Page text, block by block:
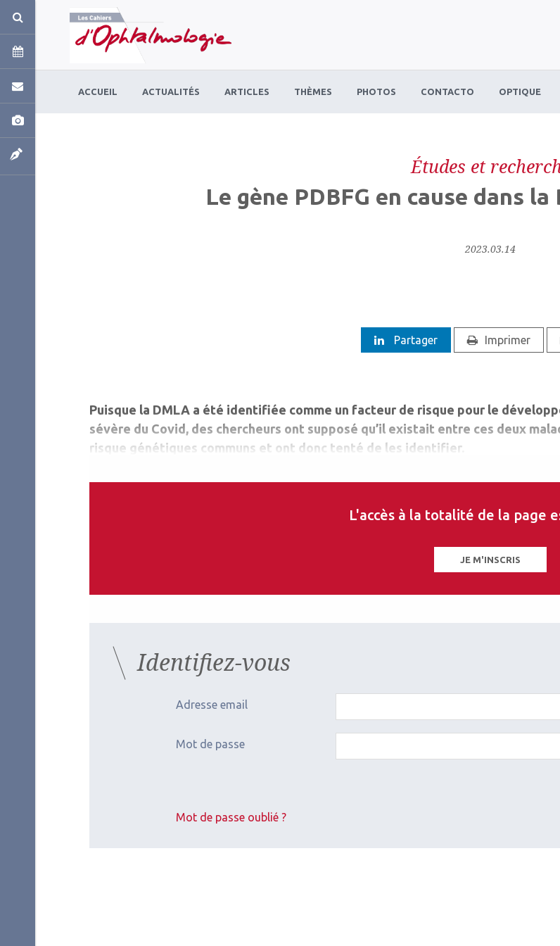
ACCUEIL ACTUALITÉS ARTICLES THÈMES PHOTOS CONTACTO OPTIQUE
Études et
Le gène PDBFG en cause dans
2023.03.14
Partager Imprimer
Puisque la DMLA a été identifiée comme un facteur de risque pour le
sévère du Covid, des chercheurs ont supposé qu’il existait entre ces deux
risque génétiques communs et ont donc tenté de les identifier.
L'accès à la totalité de la page
JE M'INSCRIS
Identifiez-vous
Adresse email
Mot de passe
Mot de passe oublié ?
Panneau de gestion des cookies